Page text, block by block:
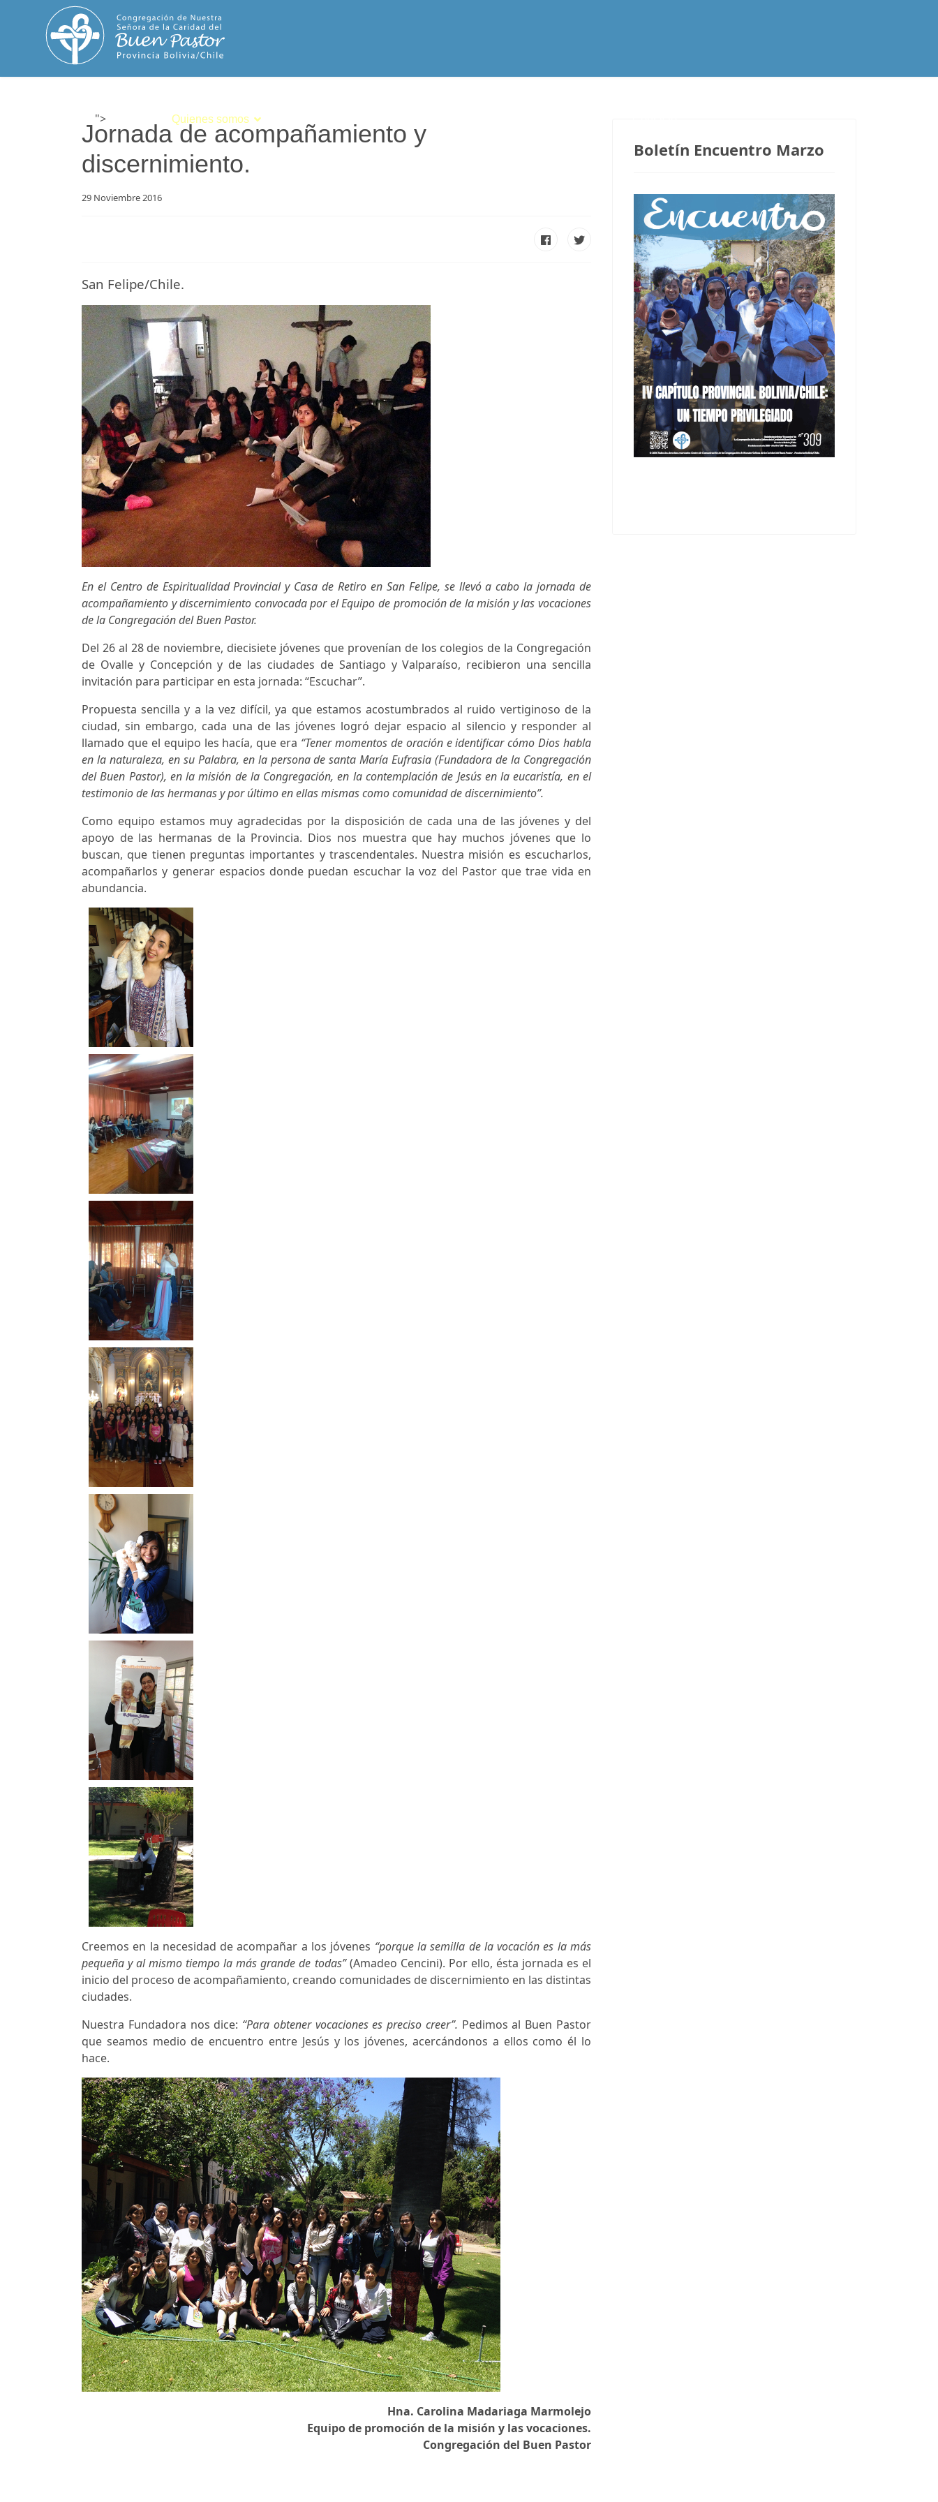
"> Quienes somos
Jornada de acompañamiento y
discernimiento.
29 Noviembre 2016
San Felipe/Chile.
En el Centro de Espiritualidad Provincial y Casa de Retiro en San Felipe, se llevó a cabo la jornada de
acompañamiento y discernimiento convocada por el Equipo de promoción de la misión y las vocaciones
de la Congregación del Buen Pastor.
Del 26 al 28 de noviembre, diecisiete jóvenes que provenían de los colegios de la Congregación
de Ovalle y Concepción y de las ciudades de Santiago y Valparaíso, recibieron una sencilla
invitación para participar en esta jornada: “Escuchar”.
Propuesta sencilla y a la vez difícil, ya que estamos acostumbrados al ruido vertiginoso de la
ciudad, sin embargo, cada una de las jóvenes logró dejar espacio al silencio y responder al
llamado que el equipo les hacía, que era “Tener momentos de oración e identificar cómo Dios habla
en la naturaleza, en su Palabra, en la persona de santa María Eufrasia (Fundadora de la Congregación
del Buen Pastor), en la misión de la Congregación, en la contemplación de Jesús en la eucaristía, en el
testimonio de las hermanas y por último en ellas mismas como comunidad de discernimiento”.
Como equipo estamos muy agradecidas por la disposición de cada una de las jóvenes y del
apoyo de las hermanas de la Provincia. Dios nos muestra que hay muchos jóvenes que lo
buscan, que tienen preguntas importantes y trascendentales. Nuestra misión es escucharlos,
acompañarlos y generar espacios donde puedan escuchar la voz del Pastor que trae vida en
abundancia.
Creemos en la necesidad de acompañar a los jóvenes “porque la semilla de la vocación es la más
pequeña y al mismo tiempo la más grande de todas”(Amadeo Cencini). Por ello, ésta jornada es el
inicio del proceso de acompañamiento, creando comunidades de discernimiento en las distintas
ciudades.
Nuestra Fundadora nos dice: “Para obtener vocaciones es preciso creer”. Pedimos al Buen Pastor
que seamos medio de encuentro entre Jesús y los jóvenes, acercándonos a ellos como él lo
hace.
Hna. Carolina Madariaga Marmolejo
Equipo de promoción de la misión y las vocaciones.
Congregación del Buen Pastor
Boletín Encuentro Marzo